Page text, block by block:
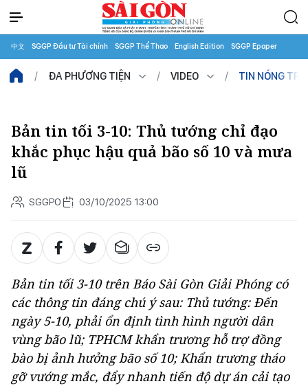
中文 SGGP Đầu tư Tài chính SGGP Thể Thao English Edition SGGP Epaper
ĐA PHƯƠNG TIỆN VIDEO TIN NÓNG
Bản tin tối 3-10: Thủ tướng chỉ đạo
khắc phục hậu quả bão số 10 và mưa
lũ
SGGPO 03/10/2025 13:00
Bản tin tối 3-10 trên Báo Sài Gòn Giải Phóng có
các thông tin đáng chú ý sau: Thủ tướng: Đến
ngày 5-10, phải ổn định tình hình người dân
vùng bão lũ; TPHCM khẩn trương hỗ trợ đồng
bào bị ảnh hưởng bão số 10; Khẩn trương tháo
gỡ vướng mắc, đẩy nhanh tiến độ dự án cải tạo